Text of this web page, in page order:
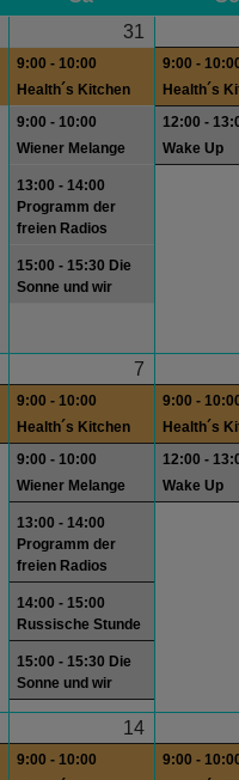
31
9:00 - 10:00
Health´s Kitchen
9:00 - 10:00
Wiener Melange
13:00 - 14:00
Programm der
freien Radios
15:00 - 15:30 Die
Sonne und wir
9:00 -
Health´s
12:00 -
Wake Up
7
9:00 - 10:00
Health´s Kitchen
9:00 - 10:00
Wiener Melange
13:00 - 14:00
Programm der
freien Radios
14:00 - 15:00
Russische Stunde
15:00 - 15:30 Die
Sonne und wir
9:00 -
Health´s
12:00 -
Wake Up
14
9:00 - 10:00
9:00 -